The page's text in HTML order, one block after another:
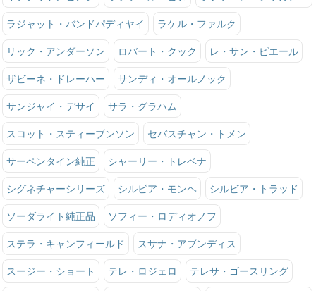
ラジャット・バンドパディヤイ ラケル・ファルク
リック・アンダーソン ロバート・クック レ・サン・ピエール
ザビーネ・ドレーハー サンディ・オールノック
サンジャイ・デサイ サラ・グラハム
スコット・スティーブンソン セバスチャン・トメン
サーペンタイン純正 シャーリー・トレベナ
シグネチャーシリーズ シルビア・モンヘ シルビア・トラッド
ソーダライト純正品 ソフィー・ロディオノフ
ステラ・キャンフィールド スサナ・アブンディス
スージー・ショート テレ・ロジェロ テレサ・ゴースリング